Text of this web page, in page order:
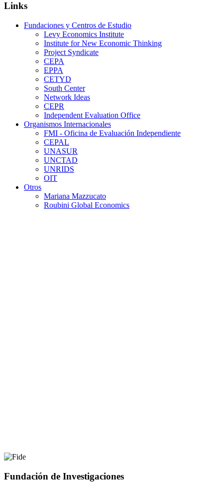
Links
Fundaciones y Centros de Estudio
Levy Economics Institute
Institute for New Economic Thinking
Project Syndicate
CEPA
EPPA
CETYD
South Center
Network Ideas
CEPR
Independent Evaluation Office
Organismos Internacionales
FMI - Oficina de Evaluación Independiente
CEPAL
UNASUR
UNCTAD
UNRIDS
OIT
Otros
Mariana Mazzucato
Roubini Global Economics
Fundación de Investigaciones